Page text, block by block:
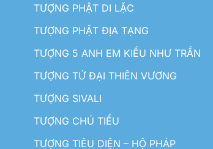
TƯỢNG PHẬT DI LẶC
TƯỢNG PHẬT ĐỊA TẠNG
TƯỢNG 5 ANH EM KIỀU NHƯ TRẦN
TƯỢNG TỨ ĐẠI THIÊN VƯƠNG
TƯỢNG SIVALI
TƯỢNG CHÚ TIỂU
TƯỢNG TIÊU DIỆN – HỘ PHÁP